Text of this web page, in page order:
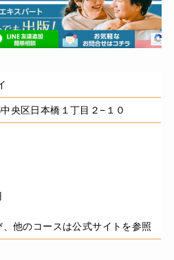
央区日本橋１丁目２−１０
他のコースは公式サイトを参照